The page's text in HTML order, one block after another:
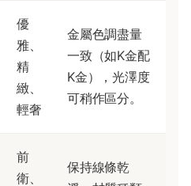
優
雅、
精
緻、
輕奢
金屬色調盡量
一致（如K金配
K金），光澤度
可稍作區分。
前
衛、
保持線條乾